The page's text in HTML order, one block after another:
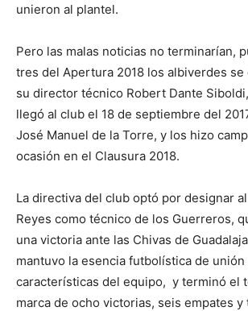
unieron al plantel.
Pero las malas noticias no terminarían,
tres del Apertura 2018 los albiverdes
su director técnico Robert Dante
llegó al club el 18 de septiembre del
José Manuel de la Torre, y los hizo
ocasión en el Clausura 2018.
La directiva del club optó por designar
Reyes como técnico de los Guerreros,
una victoria ante las Chivas de
mantuvo la esencia futbolística de unión
características del equipo, y terminó el
marca de ocho victorias, seis empates